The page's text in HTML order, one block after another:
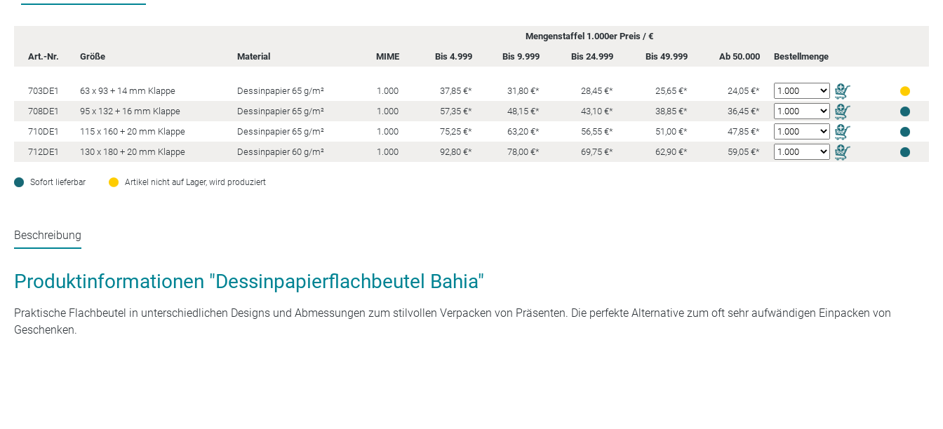
Art.-Nr. Größe Material MIME
Mengenstaffel 1.000er Preis / €
Bestellmenge
Bis 4.999 Bis 9.999 Bis 24.999 Bis 49.999 Ab 50.000
703DE1 63 x 93 + 14 mm Klappe Dessinpapier 65 g/m² 1.000 37,85 €* 31,80 €* 28,45 €* 25,65 €*
24,05 €*
708DE1
95 x 132 + 16 mm Klappe Dessinpapier 65 g/m² 1.000 57,35 €* 48,15 €* 43,10 €* 38,85 €*
36,45 €*
710DE1
115 x 160 + 20 mm Klappe Dessinpapier 65 g/m² 1.000 75,25 €* 63,20 €* 56,55 €* 51,00 €*
47,85 €*
712DE1
130 x 180 + 20 mm Klappe Dessinpapier 60 g/m² 1.000 92,80 €* 78,00 €* 69,75 €* 62,90 €* 59,05 €*
Sofort lieferbar Artikel nicht auf Lager, wird produziert
Beschreibung
Produktinformationen "Dessinpapierflachbeutel Bahia"
Praktische Flachbeutel in unterschiedlichen Designs und Abmessungen zum stilvollen Verpacken von Präsenten. Die perfekte Alternative zum oft sehr aufwändigen Einpacken von
Geschenken.